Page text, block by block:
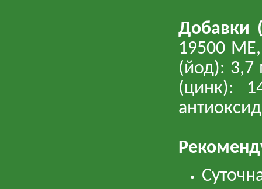
Добавки
19500
(йод): 3,7
(цинк):